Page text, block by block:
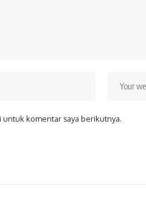
untuk komentar saya berikutnya.